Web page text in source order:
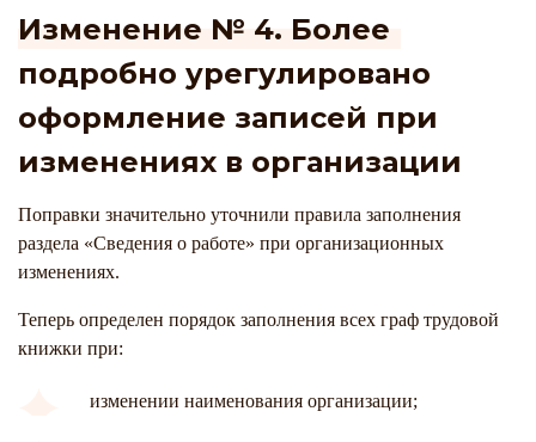
Изменение № 4. Более
подробно урегулировано
оформление записей при
изменениях в организации
Поправки значительно уточнили правила заполнения
раздела «Сведения о работе» при организационных
изменениях.
Теперь определен порядок заполнения всех граф трудовой
книжки при:
изменении наименования организации;